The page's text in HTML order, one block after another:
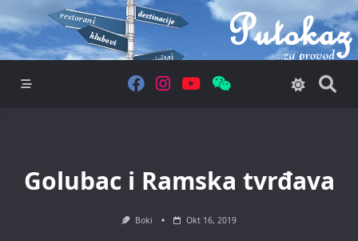
to
content
Golubac i Ramska tvrđava
Boki Okt 16, 2019